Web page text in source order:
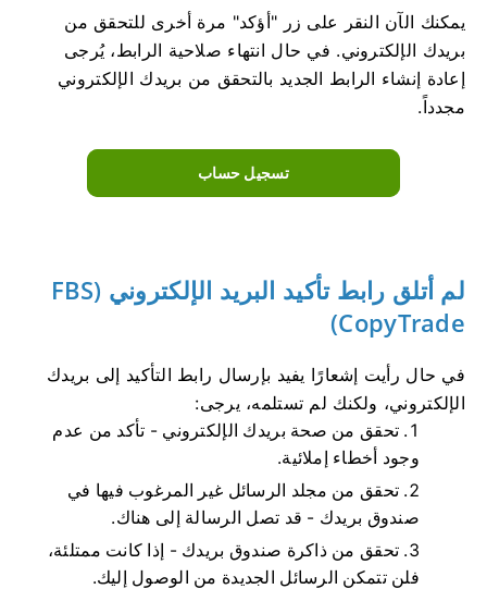
يمكنك الآن النقر على زر "أؤكد" مرة أخرى للتحقق من
بريدك الإلكتروني. في حال انتهاء صلاحية الرابط، يُرجى
إعادة إنشاء الرابط الجديد بالتحقق من بريدك الإلكتروني
مجدداً.
تسجيل حساب
لم أتلق رابط تأكيد البريد الإلكتروني (FBS
CopyTrade)
في حال رأيت إشعارًا يفيد بإرسال رابط التأكيد إلى بريدك
الإلكتروني، ولكنك لم تستلمه، يرجى:
تحقق من صحة بريدك الإلكتروني - تأكد من عدم
وجود أخطاء إملائية.
تحقق من مجلد الرسائل غير المرغوب فيها في
صندوق بريدك - قد تصل الرسالة إلى هناك.
تحقق من ذاكرة صندوق بريدك - إذا كانت ممتلئة،
فلن تتمكن الرسائل الجديدة من الوصول إليك.